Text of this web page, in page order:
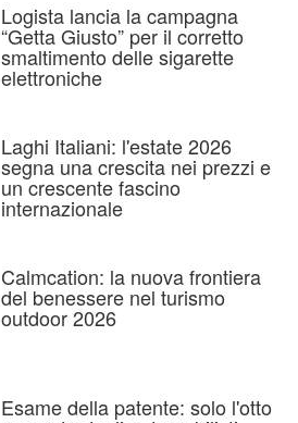
Logista lancia la campagna
“Getta Giusto” per il corretto
smaltimento delle sigarette
elettroniche
Laghi Italiani: l'estate 2026
segna una crescita nei prezzi e
un crescente fascino
internazionale
Calmcation: la nuova frontiera
del benessere nel turismo
outdoor 2026
Esame della patente: solo l'otto